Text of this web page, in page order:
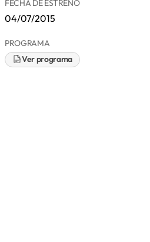
FECHA DE ESTRENO
04/07/2015
PROGRAMA
Ver programa